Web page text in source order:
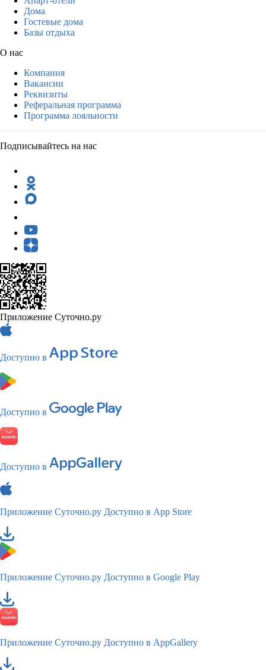
Дома
Гостевые дома
Базы отдыха
О нас
Компания
Вакансии
Реквизиты
Реферальная программа
Программа лояльности
Подписывайтесь на нас
Приложение Суточно.ру
Доступно в
Доступно в
Доступно в
Приложение Суточно.ру Доступно в App Store
Приложение Суточно.ру Доступно в Google Play
Приложение Суточно.ру Доступно в AppGallery